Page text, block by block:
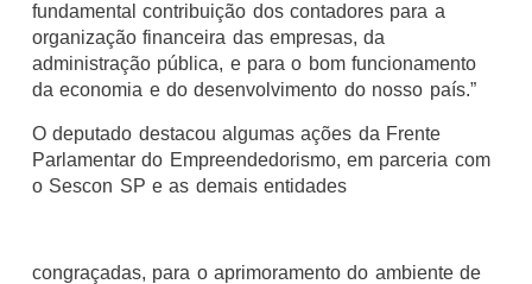
fundamental contribuição dos contadores para a
organização financeira das empresas, da
administração pública, e para o bom funcionamento
da economia e do desenvolvimento do nosso país.”
O deputado destacou algumas ações da Frente
Parlamentar do Empreendedorismo, em parceria com
o Sescon SP e as demais entidades
congraçadas, para o aprimoramento do ambiente de